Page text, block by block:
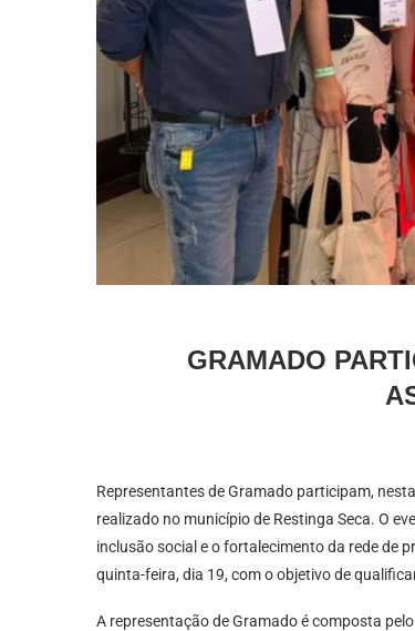
GRAMADO
Representantes de Gramado participam,
realizado no município de Restinga Seca. O
inclusão social e o fortalecimento da rede de
quinta-feira, dia 19, com o objetivo de
A representação de Gramado é composta